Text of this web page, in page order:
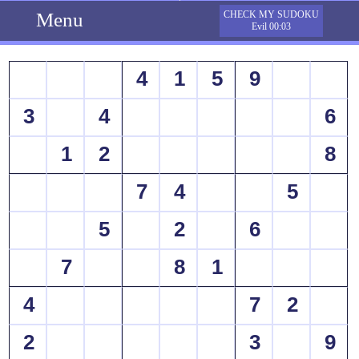
Menu
CHECK MY SUDOKU
Evil 00:03
4 1 5
9
3
4
6
1
2
8
7
4
5
5
2
6
7
8
1
4
7
2
2
3
9